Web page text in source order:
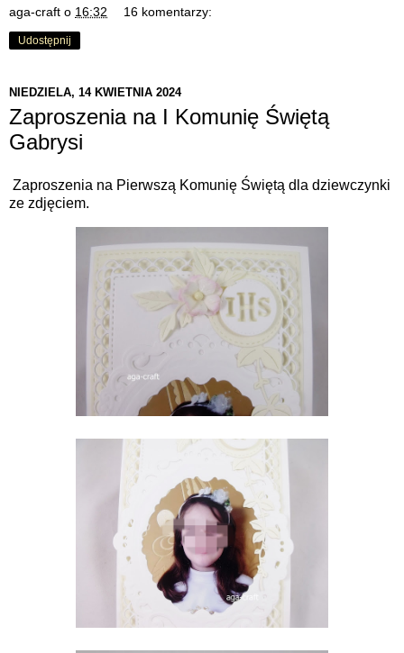
aga-craft o 16:32 16 komentarzy:
Udostępnij
NIEDZIELA, 14 KWIETNIA 2024
Zaproszenia na I Komunię Świętą
Gabrysi
Zaproszenia na Pierwszą Komunię Świętą dla dziewczynki
ze zdjęciem.